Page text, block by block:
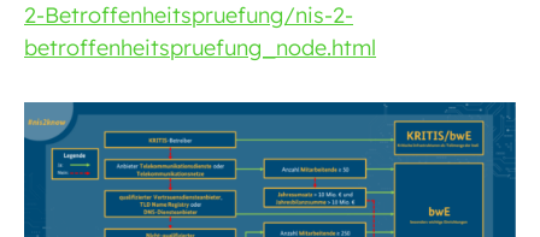
2-Betroffenheitspruefung/nis-2-
betroffenheitspruefung_node.html